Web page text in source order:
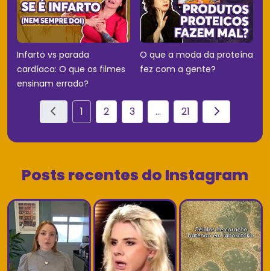
Infarto vs parada
cardíaca: O que os filmes
ensinam errado?
O que a moda da proteína
fez com a gente?
1 2 3 ... 21
Posts recentes do Instagram